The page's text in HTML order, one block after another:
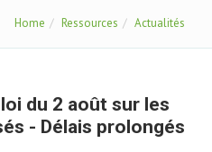
Home Ressources Actualités
du 2 août sur les
- Délais prolongés